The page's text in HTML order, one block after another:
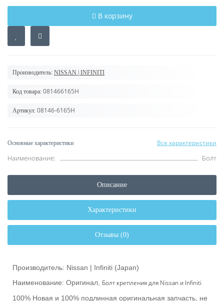
В корзину
Производитель: NISSAN | INFINITI
Код товара: 081466165H
Артикул: 08146-6165H
Основные характеристики Все характеристики
Наименование: Болт
Описание
Характеристики
Отзывы (0)
Производитель: Nissan | Infiniti (Japan)
Наименование: Оригинал, Болт крепления для Nissan и Infiniti
100% Новая и 100% подлинная оригинальная запчасть, не